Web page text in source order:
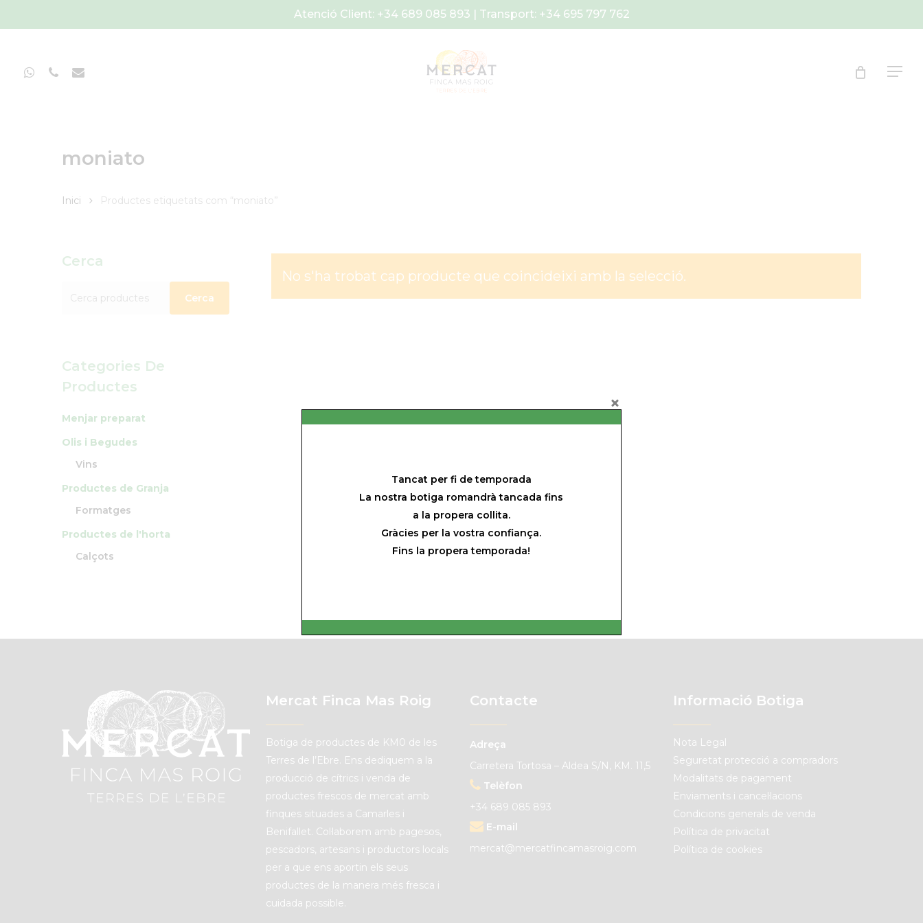
to
Atenció Client: +34 689 085 893 | Transport: +34 695 797 762
Whatsapp
PhoneEmail Menu
moniato
Inici Productes etiquetats com “moniato”
Cerca
Cerca
Categories De
Productes
Menjar preparat
Olis i Begudes
Vins
Productes de Granja
Formatges
Productes de l'horta
Calçots
No s'ha trobat cap producte que coincideixi amb la selecció.
Mercat Finca Mas Roig
Botiga de productes de KM0 de les
Terres de l’Ebre. Ens dediquem a la
producció de cítrics i venda de
productes frescos de mercat amb
finques situades a Camarles i
Benifallet. Col·laborem amb pagesos,
pescadors, artesans i productors locals
per a que ens aportin els seus
productes de la manera més fresca i
cuidada possible.
Contacte
Adreça
Carretera Tortosa – Aldea S/N, KM. 11,5
Telèfon
+34 689 085 893
E-mail
mercat@mercatfincamasroig.com
Informació Botiga
Nota Legal
Seguretat protecció a compradors
Modalitats de pagament
Enviaments i cancel·lacions
Condicions generals de venda
Política de privacitat
Política de cookies
Tancat per fi de temporada
La nostra botiga romandrà tancada fins
a la propera collita.
Gràcies per la vostra confiança.
Fins la propera temporada!